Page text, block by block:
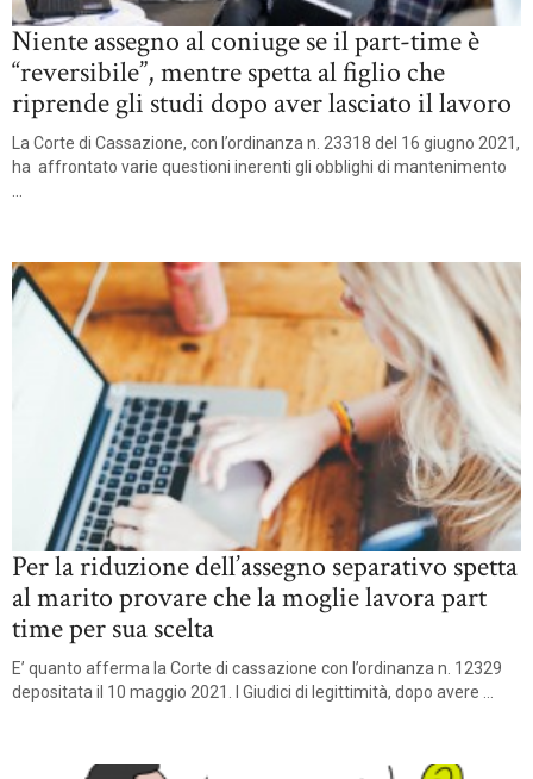
Niente assegno al coniuge se il part-time è
“reversibile”, mentre spetta al figlio che
riprende gli studi dopo aver lasciato il lavoro
La Corte di Cassazione, con l’ordinanza n. 23318 del 16 giugno 2021,
ha affrontato varie questioni inerenti gli obblighi di mantenimento
...
Per la riduzione dell’assegno separativo spetta
al marito provare che la moglie lavora part
time per sua scelta
E’ quanto afferma la Corte di cassazione con l’ordinanza n. 12329
depositata il 10 maggio 2021. I Giudici di legittimità, dopo avere ...